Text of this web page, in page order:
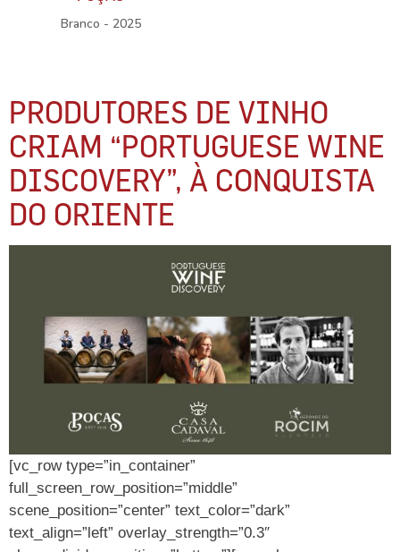
Branco - 2025
PRODUTORES DE VINHO
CRIAM “PORTUGUESE WINE
DISCOVERY”, À CONQUISTA
DO ORIENTE
[vc_row type=”in_container”
full_screen_row_position=”middle”
scene_position=”center” text_color=”dark”
text_align=”left” overlay_strength=”0.3″